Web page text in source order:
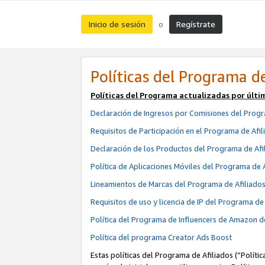
Inicio de sesión o Regístrate
Políticas del Programa
Políticas del Programa actualizadas por
Declaración de Ingresos por Comisiones del
Requisitos de Participación en el Programa de
Declaración de los Productos del Programa de
Política de Aplicaciones Móviles del Programa de
Lineamientos de Marcas del Programa de Afiliados
Requisitos de uso y licencia de IP del Programa
Política del Programa de Influencers de Amazon
Política del programa Creator Ads Boost
Estas políticas del Programa de Afiliados